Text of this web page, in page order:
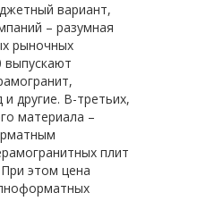
вариант,
– разумная
рыночных
выпускают
другие. В-третьих,
материала –
плит
этом цена